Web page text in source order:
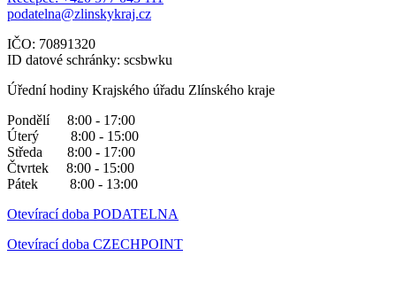
podatelna@zlinskykraj.cz
IČO: 70891320
ID datové schránky: scsbwku
Úřední hodiny Krajského úřadu Zlínského kraje
Pondělí 8:00 - 17:00
Úterý 8:00 - 15:00
Středa 8:00 - 17:00
Čtvrtek 8:00 - 15:00
Pátek 8:00 - 13:00
Otevírací doba PODATELNA
Otevírací doba CZECHPOINT